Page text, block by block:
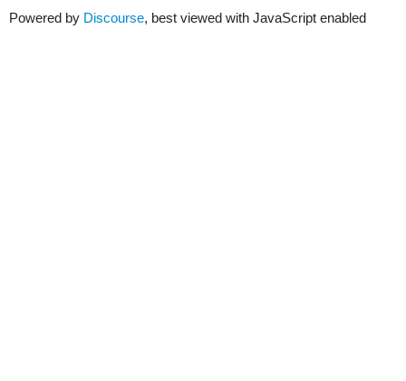
Powered by Discourse, best viewed with JavaScript enabled